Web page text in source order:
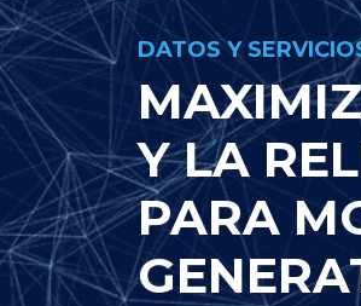
DATOS Y
Y LA
PARA